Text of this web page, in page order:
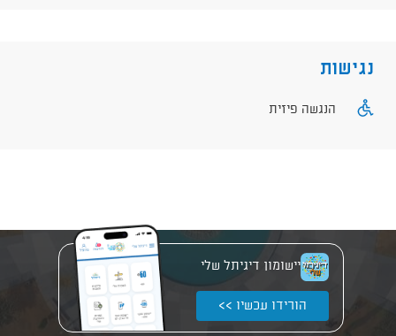
נגישות
הנגשה פיזית
יישומון דיגיתל שלי
הורידו עכשיו >>